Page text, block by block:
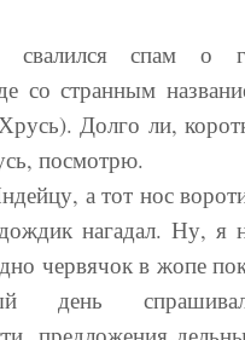
спам о
со странным
Долго ли,
посмотрю.
а тот нос
нагадал. Ну, я
червячок в жопе
день